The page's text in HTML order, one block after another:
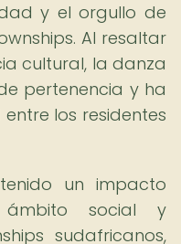
y el orgullo de
Al resaltar
cultural, la danza
pertenencia y ha
los residentes
un impacto
social y
sudafricanos,